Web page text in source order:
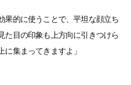
果的に使うことで、平坦な顔立ち
た目の印象も上方向に引きつけら
に集まってきますよ」